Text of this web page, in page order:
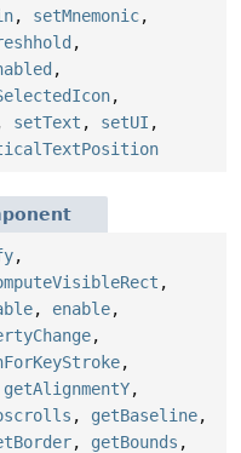
, setMnemonic,
,
,
,
setText , setUI ,
,
,
, enable,
,
,
getAlignmentY,
, getBaseline,
, getBounds ,